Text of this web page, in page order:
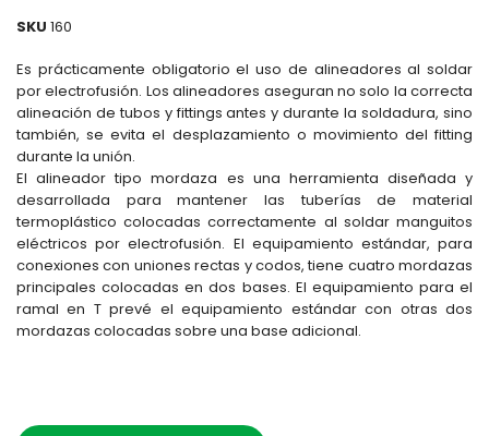
SKU 160
Es prácticamente obligatorio el uso de alineadores al soldar
por electrofusión. Los alineadores aseguran no solo la correcta
alineación de tubos y fittings antes y durante la soldadura, sino
también, se evita el desplazamiento o movimiento del fitting
durante la unión.
El alineador tipo mordaza es una herramienta diseñada y
desarrollada para mantener las tuberías de material
termoplástico colocadas correctamente al soldar manguitos
eléctricos por electrofusión. El equipamiento estándar, para
conexiones con uniones rectas y codos, tiene cuatro mordazas
principales colocadas en dos bases. El equipamiento para el
ramal en T prevé el equipamiento estándar con otras dos
mordazas colocadas sobre una base adicional.